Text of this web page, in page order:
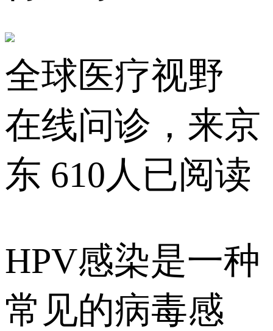
全球医疗视野
在线问诊，来京
东 610人已阅读
HPV感染是一种
常见的病毒感